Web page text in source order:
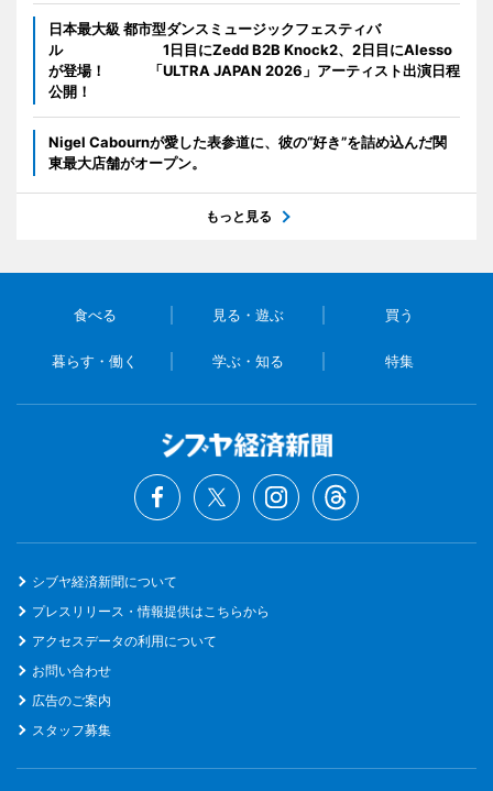
日本最大級 都市型ダンスミュージックフェスティバ
ル 1日目にZedd B2B Knock2、2日目にAlesso
が登場！ 「ULTRA JAPAN 2026」アーティスト出演日程
公開！
Nigel Cabournが愛した表参道に、彼の“好き”を詰め込んだ関
東最大店舗がオープン。
もっと見る
食べる 見る・遊ぶ 買う
暮らす・働く 学ぶ・知る 特集
シブヤ経済新聞について
プレスリリース・情報提供はこちらから
アクセスデータの利用について
お問い合わせ
広告のご案内
スタッフ募集